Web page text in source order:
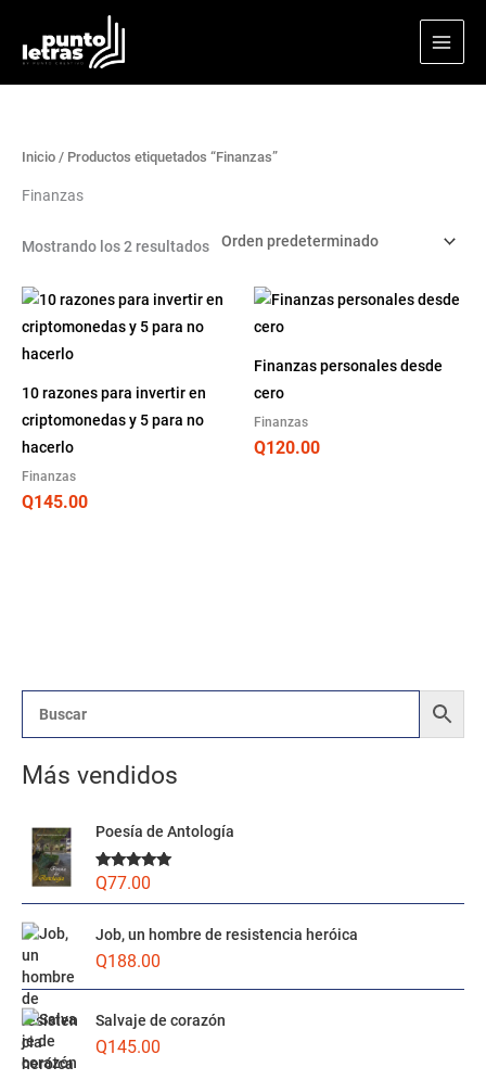
contenido
Más vendidos
Poesía de Antología
Valorado
con
5
Q77.00
Job, un hombre de resistencia heróica
Q188.00
Salvaje de corazón
Q145.00
rr
Inicio / Productos etiquetados “Finanzas”
Finanzas
Mostrando los 2 resultados
10 razones para invertir en
criptomonedas y 5 para no
hacerlo
Finanzas
Q145.00
Finanzas personales desde
cero
Finanzas
Q120.00